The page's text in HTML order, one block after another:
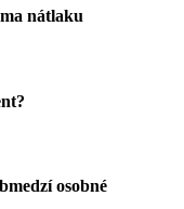
nátlaku
osobné